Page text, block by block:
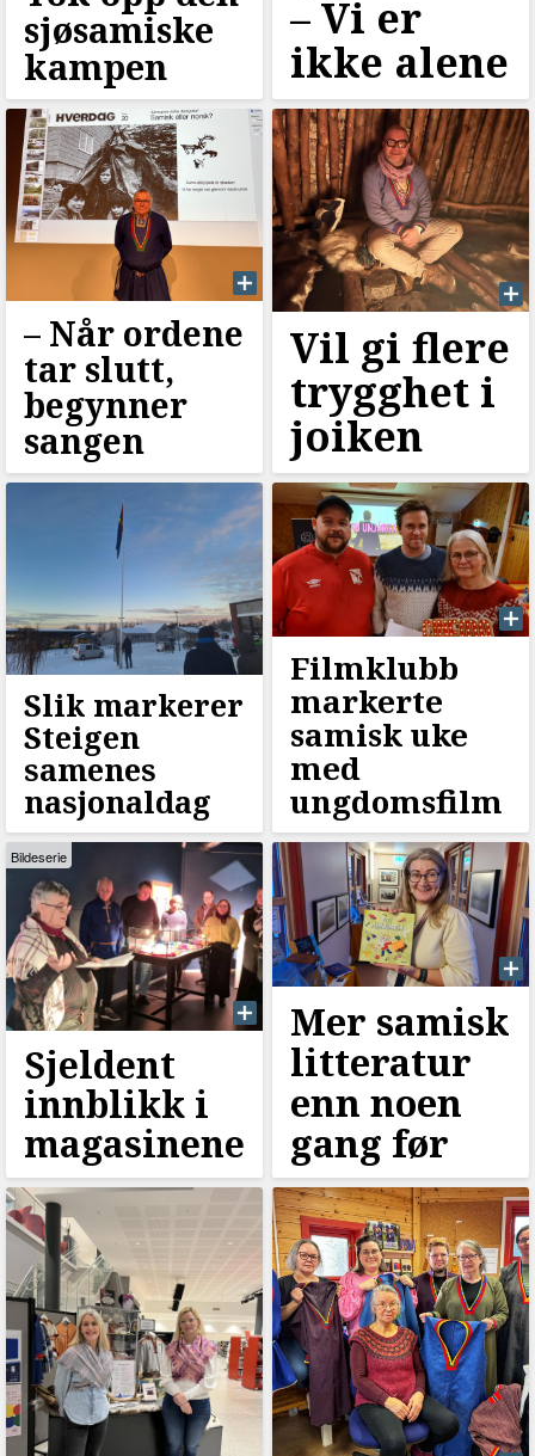
sjøsamiske
kampen
–⁠ Vi er
ikke alene
–⁠ Når ordene
tar slutt,
begynner
sangen
Vil gi flere
trygghet i
joiken
Slik markerer
Steigen
samenes
nasjonaldag
Filmklubb
markerte
samisk uke
med
ungdomsfilm
Bildeserie
Sjeldent
innblikk i
magasinene
Mer samisk
litteratur
enn noen
gang før